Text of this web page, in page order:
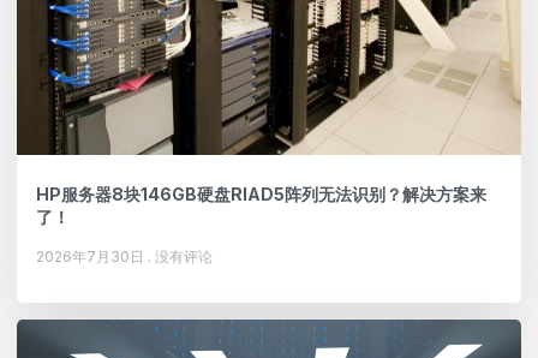
HP服务器8块146GB硬盘RIAD5阵列无法识别？解决方案来
了！
2026年7月30日 没有评论